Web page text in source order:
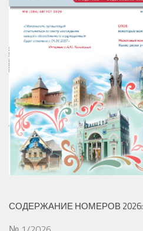
СОДЕРЖАНИЕ НОМЕРОВ 2026: